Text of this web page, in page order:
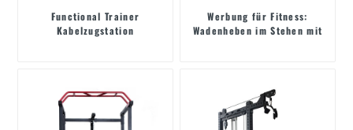
Functional Trainer
Kabelzugstation
Werbung für Fitness:
Wadenheben im Stehen mit